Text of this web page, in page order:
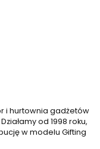
i hurtownia gadżetów
od 1998 roku,
w modelu Gifting